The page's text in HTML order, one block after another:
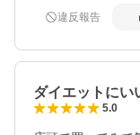
で、このジュー
違反報告
ダイエットにい
5.0